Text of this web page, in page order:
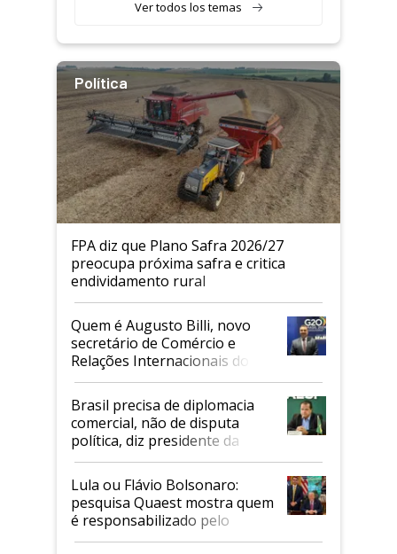
Ver todos los temas
Política
FPA diz que Plano Safra 2026/27
preocupa próxima safra e critica
endividamento rural
Quem é Augusto Billi, novo
secretário de Comércio e
Relações Internacionais do
Mapa
Brasil precisa de diplomacia
comercial, não de disputa
política, diz presidente da
Faesp
Lula ou Flávio Bolsonaro:
pesquisa Quaest mostra quem
é responsabilizado pelo
tarifaço dos EUA